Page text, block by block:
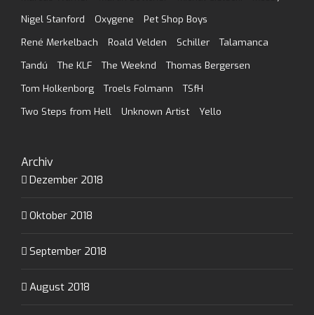
Nigel Stanford
Oxygene
Pet Shop Boys
René Merkelbach
Roald Velden Schiller
Talamanca
Tandú
The KLF The Weeknd
Thomas Bergersen
Tom Holkenborg
Troels Folmann
TSfH
Two Steps from Hell
Unknown Artist Yello
Archiv
Dezember 2018
Oktober 2018
September 2018
August 2018